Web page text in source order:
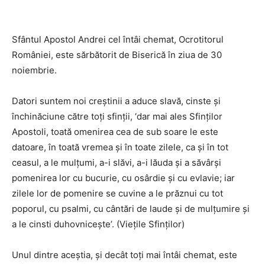
Sfântul Apostol Andrei cel întâi chemat, Ocrotitorul
României, este sărbătorit de Biserică în ziua de 30
noiembrie.
Datori suntem noi creștinii a aduce slavă, cinste și
închinăciune către toți sfinții, ‘dar mai ales Sfinților
Apostoli, toată omenirea cea de sub soare le este
datoare, în toată vremea și în toate zilele, ca și în tot
ceasul, a le mulțumi, a-i slăvi, a-i lăuda și a săvârși
pomenirea lor cu bucurie, cu osârdie și cu evlavie; iar
zilele lor de pomenire se cuvine a le prăznui cu tot
poporul, cu psalmi, cu cântări de laude și de mulțumire și
a le cinsti duhovnicește’. (Viețile Sfinților)
Unul dintre aceștia, și decât toți mai întâi chemat, este